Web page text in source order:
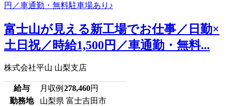
富士山が見える新工場でお仕事／日勤×
土日祝／時給1,500円／車通勤・無料...
株式会社平山 山梨支店
給与 月収例 278,460円
勤務地
山梨県 富士吉田市